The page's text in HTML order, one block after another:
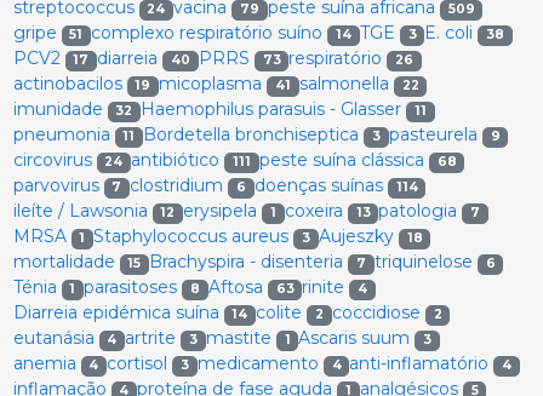
streptococcus 24 vacina 79 peste suína africana 509
gripe 51 complexo respiratório suíno 14 TGE 3 E. coli 38
PCV2 17 diarreia 40 PRRS 73 respiratório 26
actinobacilos 19 micoplasma 41 salmonella 22
imunidade 32 Haemophilus parasuis - Glasser 11
pneumonia 11 Bordetella bronchiseptica 3 pasteurela 9
circovirus 24 antibiótico 111 peste suína clássica 68
parvovirus 7 clostridium 6 doenças suínas 114
ileíte / Lawsonia 12 erysipela 1 coxeira 13 patologia 7
MRSA 1 Staphylococcus aureus 3 Aujeszky 18
mortalidade 15 Brachyspira - disenteria 7 triquinelose 6
Ténia 1 parasitoses 8 Aftosa 63 rinite 4
Diarreia epidémica suína 14 colite 2 coccidiose 2
eutanásia 4 artrite 3 mastite 1 Ascaris suum 3
anemia 4 cortisol 3 medicamento 4 anti-inflamatório 4
inflamação 4 proteína de fase aguda 1 analgésicos 5